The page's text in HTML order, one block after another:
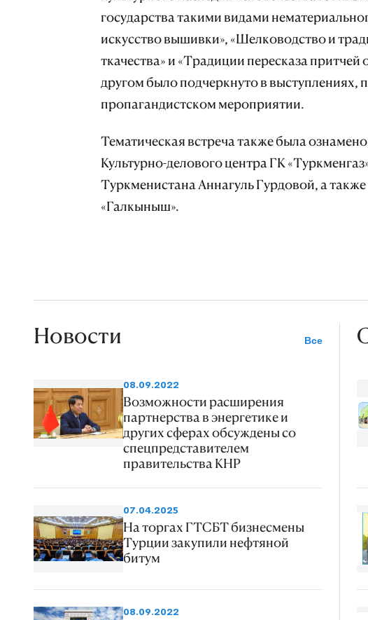
государства такими видами
искусство вышивки», «Шелководство и
ткачества» и «Традиции пересказа
другом было подчеркнуто в выступлениях,
пропагандистском мероприятии.
Тематическая встреча также была
Культурно-делового центра ГК
Туркменистана Аннагуль Гурдовой, а
«Галкыныш».
Новости Все
08.09.2022
Возможности расширения
партнерства в энергетике и
других сферах обсуждены со
спецпредставителем
правительства КНР
07.04.2025
На торгах ГТСБТ бизнесмены
Турции закупили нефтяной
битум
08.09.2022